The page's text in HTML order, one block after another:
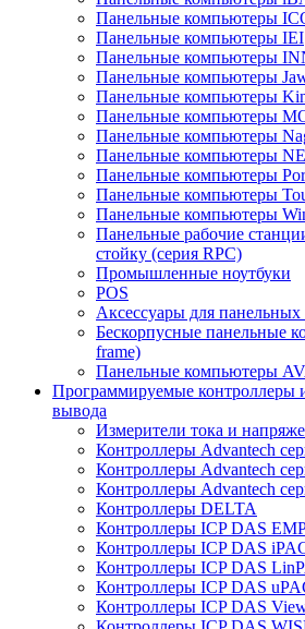
Панельные компьютеры
Панельные компьютеры IEI
Панельные компьютеры
Панельные компьютеры
Панельные компьютеры
Панельные компьютеры
Панельные компьютеры
Панельные компьютеры
Панельные компьютеры
Панельные компьютеры
Панельные компьютеры
Панельные рабочие
стойку (серия RPC)
Промышленные ноутбуки
POS
Аксессуары для
Бескорпусные панельные
frame)
Панельные компьютеры
Программируемые контроллеры
вывода
Измерители тока и
Контроллеры Advantech
Контроллеры Advantech
Контроллеры Advantech
Контроллеры DELTA
Контроллеры ICP DAS
Контроллеры ICP DAS
Контроллеры ICP DAS
Контроллеры ICP DAS
Контроллеры ICP DAS